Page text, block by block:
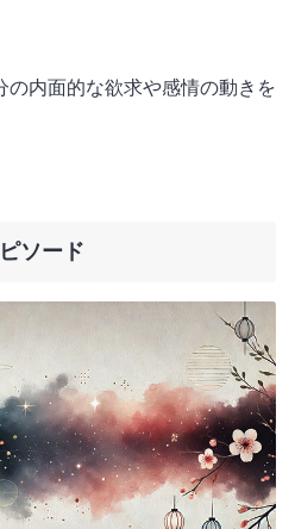
の内面的な欲求や感情の動きを
ソード